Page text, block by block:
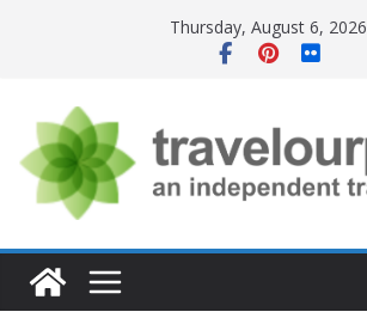
Thursday, August 6, 2026